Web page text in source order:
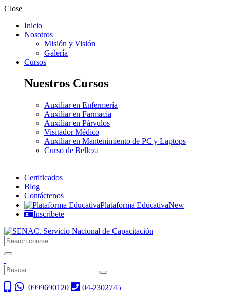
Close
Inicio
Nosotros
Misión y Visión
Galería
Cursos
Nuestros Cursos
Auxiliar en Enfermería
Auxiliar en Farmacia
Auxiliar en Párvulos
Visitador Médico
Auxiliar en Mantenimiento de PC y Laptops
Curso de Belleza
Certificados
Blog
Contáctenos
Plataforma EducativaNew
Inscríbete
0999690120
04-2302745